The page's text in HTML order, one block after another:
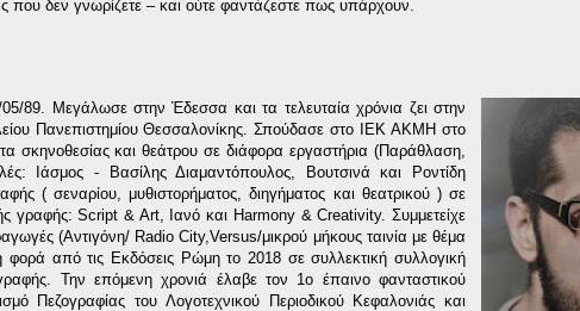
που δεν γνωρίζετε – και ούτε φαντάζεστε πως υπάρχουν.
89. Μεγάλωσε στην Έδεσσα και τα τελευταία χρόνια ζει στην
Πανεπιστημίου Θεσσαλονίκης. Σπούδασε στο ΙΕΚ ΑΚΜΗ στο
σκηνοθεσίας και θεάτρου σε διάφορα εργαστήρια (Παράθλαση,
Ιάσμος - Βασίλης Διαμαντόπουλος, Βουτσινά και Ροντίδη
( σεναρίου, μυθιστορήματος, διηγήματος και θεατρικού ) σε
γραφής: Script & Art, Ιανό και Harmony & Creativity. Συμμετείχε
(Αντιγόνη/ Radio City,Versus/μικρού μήκους ταινία με θέμα
από τις Εκδόσεις Ρώμη το 2018 σε συλλεκτική συλλογική
Την επόμενη χρονιά έλαβε τον 1ο έπαινο φανταστικού
Πεζογραφίας του Λογοτεχνικού Περιοδικού Κεφαλονιάς και